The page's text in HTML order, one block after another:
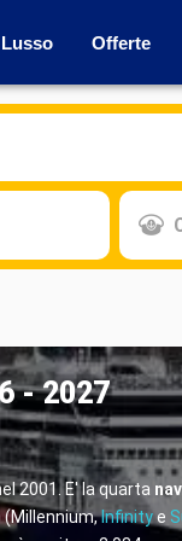
Lusso Offerte
- 2027
2001. E' la quarta
(Millennium,Infinitye